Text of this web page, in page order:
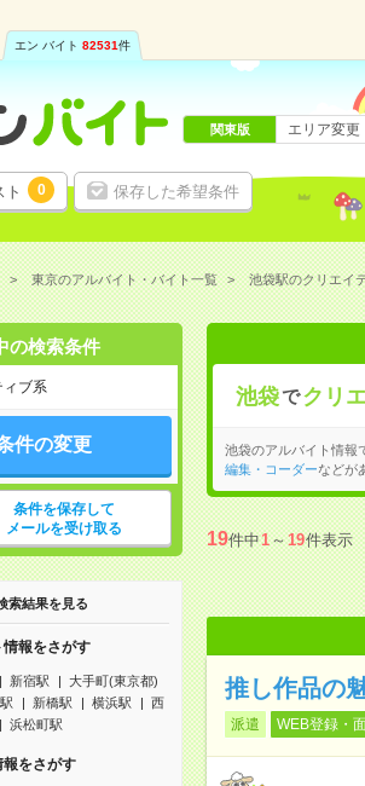
エン バイト 82531件
ト 0 保存した希望条件
関東版 エリア変更
東京のアルバイト・バイト一覧 池袋駅のクリエイ
の検索条件
ブ系
件の変更
条件を保存して
メールを受け取る
索結果を見る
報をさがす
新宿駅
大手町(東京都)
新橋駅 横浜駅
西
浜松町駅
をさがす
池袋で クリ
池袋のアルバイト情報
編集・コーダーなどが
19件中1～19件表示
推し作品の
派遣 WEB登録・